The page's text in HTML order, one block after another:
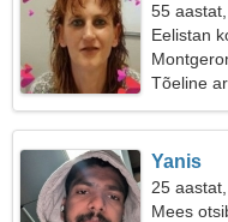
55
Eelistan
Tõeline
Yanis
25
Mees